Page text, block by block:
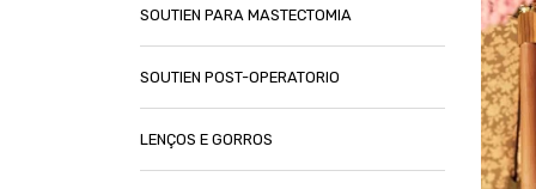
SOUTIEN PARA MASTECTOMIA
SOUTIEN POST-OPERATORIO
LENÇOS E GORROS